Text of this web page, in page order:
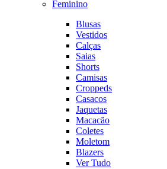
Feminino
Blusas
Vestidos
Calças
Saias
Shorts
Camisas
Croppeds
Casacos
Jaquetas
Macacão
Coletes
Moletom
Blazers
Ver Tudo